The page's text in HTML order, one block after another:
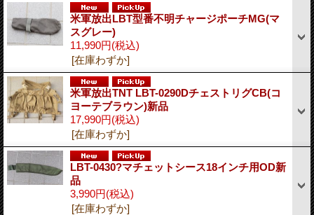
米軍放出LBT型番不明チャージポーチMG(マ
スグレー)
11,990円(税込)
[在庫わずか]
米軍放出TNT LBT-0290DチェストリグCB(コ
ヨーテブラウン)新品
17,990円(税込)
[在庫わずか]
LBT-0430?マチェットシース18インチ用OD新
品
3,990円(税込)
[在庫わずか]